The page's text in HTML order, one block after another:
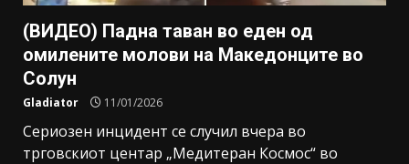
(ВИДЕО) Падна таван во еден од
омилените молови на Македонците во
Солун
Gladiator 11/01/2026
Сериозен инцидент се случил вчера во
трговскиот центар „Медитеран Космос“ во